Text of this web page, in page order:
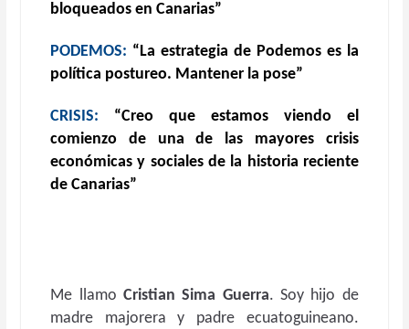
bloqueados en Canarias”
PODEMOS: “La estrategia de Podemos es la
política postureo. Mantener la pose”
CRISIS: “Creo que estamos viendo el
comienzo de una de las mayores crisis
económicas y sociales de la historia reciente
de Canarias”
Me llamo Cristian Sima Guerra. Soy hijo de
madre majorera y padre ecuatoguineano.